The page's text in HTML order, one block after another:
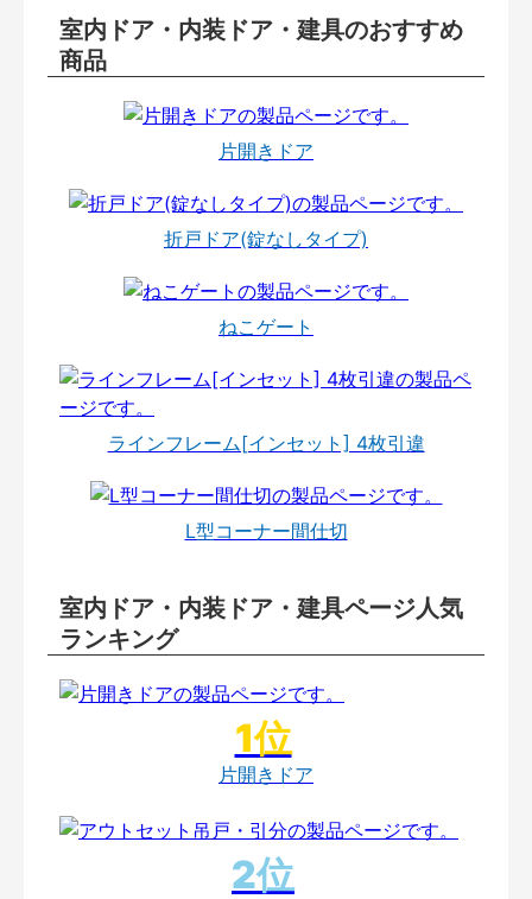
室内ドア・内装ドア・建具のおすすめ
商品
片開きドア
折戸ドア(錠なしタイプ)
ねこゲート
ラインフレーム[インセット] 4枚引違
L型コーナー間仕切
室内ドア・内装ドア・建具ページ人気
ランキング
片開きドア